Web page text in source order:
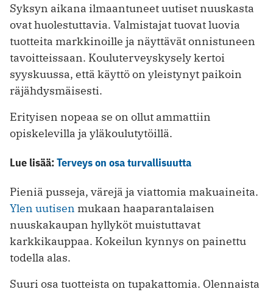
Syksyn aikana ilmaantuneet uutiset nuuskasta
ovat huolestuttavia. Valmistajat tuovat luovia
tuotteita markkinoille ja näyttävät onnistuneen
tavoitteissaan. Kouluterveyskysely kertoi
syyskuussa, että käyttö on yleistynyt paikoin
räjähdysmäisesti.
Erityisen nopeaa se on ollut ammattiin
opiskelevilla ja yläkoulutytöillä.
Lue lisää:Terveys on osa turvallisuutta
Pieniä pusseja, värejä ja viattomia makuaineita.
Ylen uutisen mukaan haaparantalaisen
nuuskakaupan hyllyköt muistuttavat
karkkikauppaa. Kokeilun kynnys on painettu
todella alas.
Suuri osa tuotteista on tupakattomia. Olennaista